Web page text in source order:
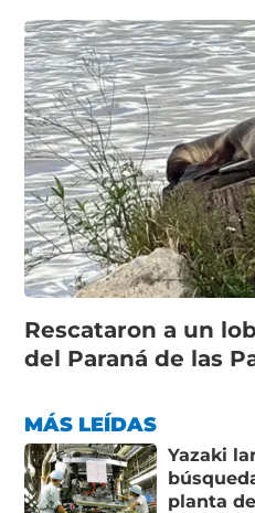
Rescataron a un
del Paraná de las
MÁS LEÍDAS
Yazaki
planta